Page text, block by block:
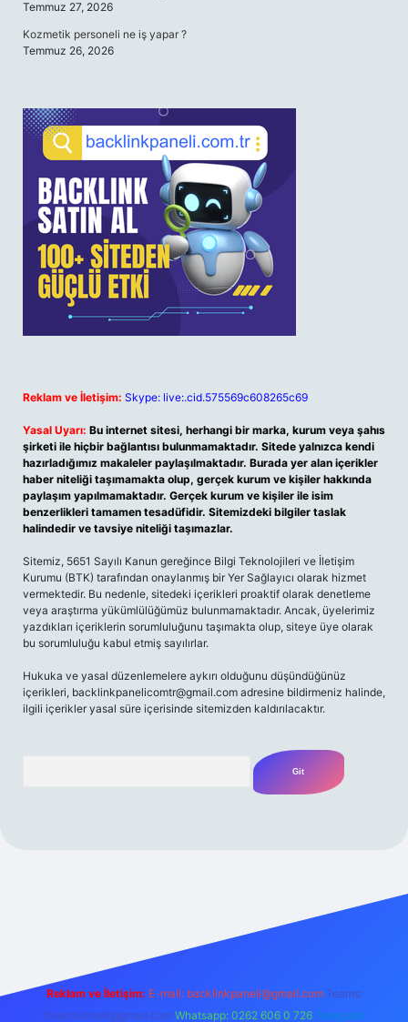
Temmuz 27, 2026
Kozmetik personeli ne iş yapar ?
Temmuz 26, 2026
Reklam ve İletişim: Skype: live:.cid.575569c608265c69
Yasal Uyarı: Bu internet sitesi, herhangi bir marka, kurum veya şahıs
şirketi ile hiçbir bağlantısı bulunmamaktadır. Sitede yalnızca kendi
hazırladığımız makaleler paylaşılmaktadır. Burada yer alan içerikler
haber niteliği taşımamakta olup, gerçek kurum ve kişiler hakkında
paylaşım yapılmamaktadır. Gerçek kurum ve kişiler ile isim
benzerlikleri tamamen tesadüfidir. Sitemizdeki bilgiler taslak
halindedir ve tavsiye niteliği taşımazlar.
Sitemiz, 5651 Sayılı Kanun gereğince Bilgi Teknolojileri ve İletişim
Kurumu (BTK) tarafından onaylanmış bir Yer Sağlayıcı olarak hizmet
vermektedir. Bu nedenle, sitedeki içerikleri proaktif olarak denetleme
veya araştırma yükümlülüğümüz bulunmamaktadır. Ancak, üyelerimiz
yazdıkları içeriklerin sorumluluğunu taşımakta olup, siteye üye olarak
bu sorumluluğu kabul etmiş sayılırlar.
Hukuka ve yasal düzenlemelere aykırı olduğunu düşündüğünüz
içerikleri, backlinkpanelicomtr@gmail.com adresine bildirmeniz halinde,
ilgili içerikler yasal süre içerisinde sitemizden kaldırılacaktır.
Reklam ve İletişim: E-mail: backlinkpaneli@gmail.com Teams:
forumhizmeti@gmail.com Whatsapp: 0262 606 0 726 Telegram: